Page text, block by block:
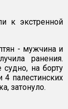
к экстренной
- мужчина и
ранения.
на борту
4 палестинских
затонуло.